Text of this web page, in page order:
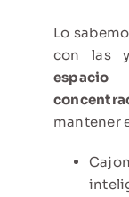
Lo
con las
espacio
mantener